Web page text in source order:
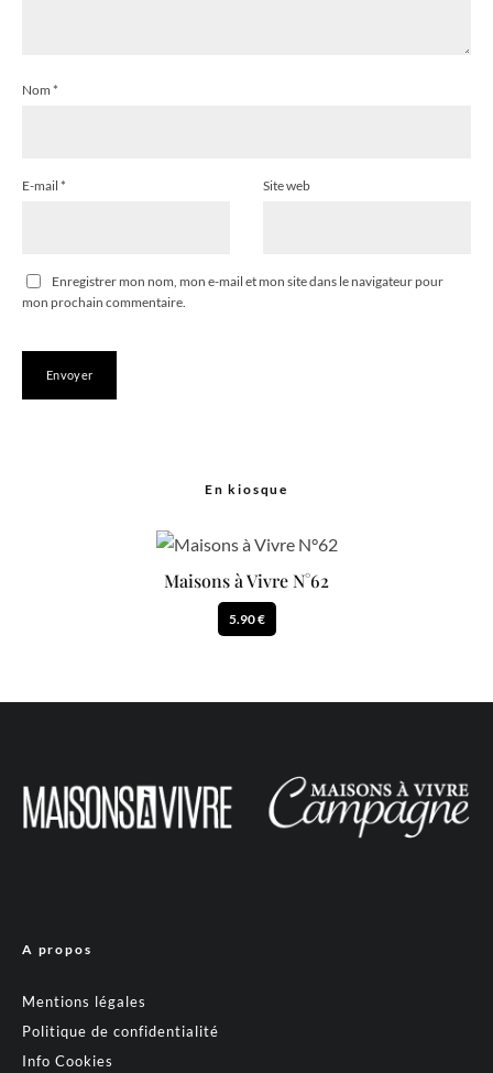
Nom *
E-mail * Site web
Enregistrer mon nom, mon e-mail et mon site dans le navigateur pour
mon prochain commentaire.
En kiosque
Maisons à Vivre N°62
5.90 €
A propos
Mentions légales
Politique de confidentialité
Info Cookies